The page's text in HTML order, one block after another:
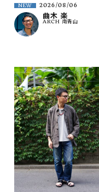
meeting_room ログイン
NEW 2026/08/06
曲木 楽
ARCH 南青山